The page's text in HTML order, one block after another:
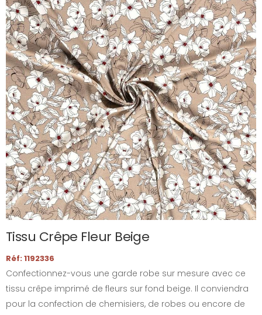
Tissu Crêpe Fleur Beige
Réf: 1192336
Confectionnez-vous une garde robe sur mesure avec ce
tissu crêpe imprimé de fleurs sur fond beige. Il conviendra
pour la confection de chemisiers, de robes ou encore de